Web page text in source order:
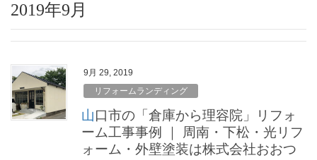
2019年9月
9月 29, 2019
リフォームランディング
山口市の「倉庫から理容院」リフォ
ーム工事事例 ｜ 周南・下松・光リフ
ォーム・外壁塗装は株式会社おおつ